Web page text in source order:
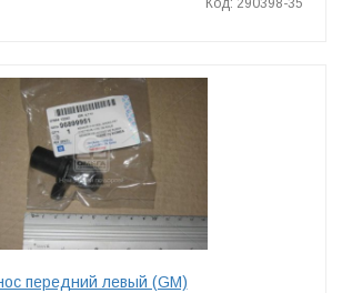
Код: 290398-35
передний левый (GM)